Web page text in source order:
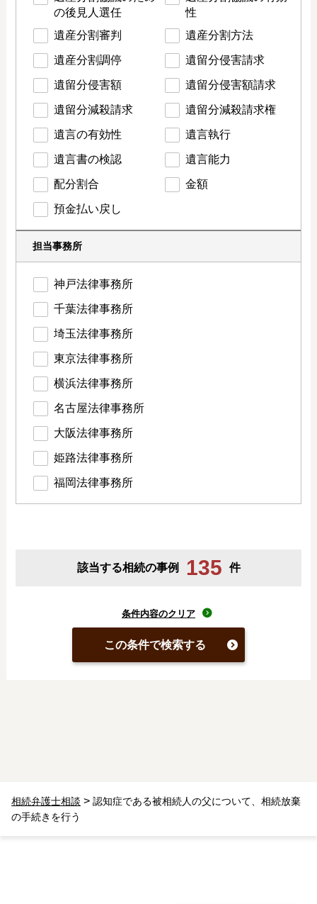
の後見人選任
性
遺産分割審判
遺産分割方法
遺産分割調停 遺留分侵害請求
遺留分侵害額 遺留分侵害額請求
遺留分減殺請求 遺留分減殺請求権
遺言の有効性 遺言執行
遺言書の検認 遺言能力
配分割合 金額
預金払い戻し
担当事務所
神戸法律事務所
千葉法律事務所
埼玉法律事務所
東京法律事務所
横浜法律事務所
名古屋法律事務所
大阪法律事務所
姫路法律事務所
福岡法律事務所
該当する相続の事例 135 件
条件内容のクリア
この条件で検索する
相続弁護士相談 > 認知症である被相続人の父について、相続放棄
の手続きを行う